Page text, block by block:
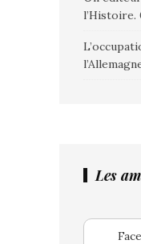
l’Histoire.
Les